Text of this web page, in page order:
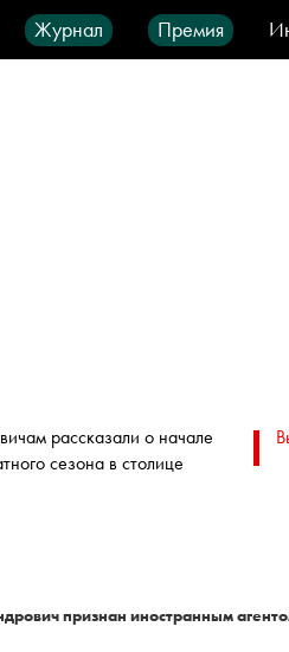
Журнал Премия
Город IT-продукты
рассказали о начале
сезона в столице
признан иностранным